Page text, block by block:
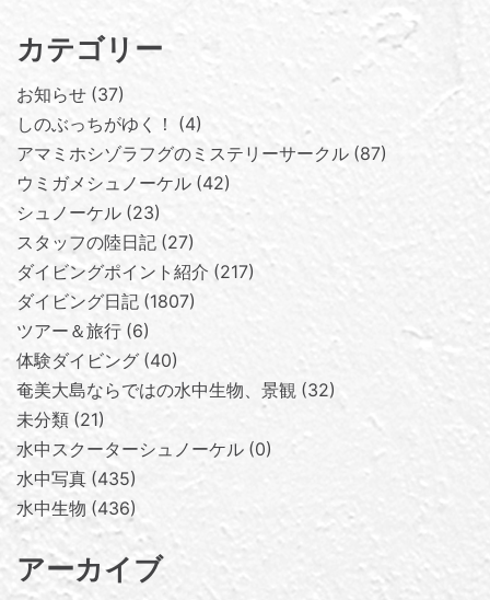
カテゴリー
お知らせ 37
しのぶっちがゆく！
4
アマミホシゾラフグのミステリーサークル 87
ウミガメシュノーケル 42
シュノーケル 23
スタッフの陸日記 27
ダイビングポイント紹介 217
ダイビング日記 1807
ツアー＆旅行 6
体験ダイビング 40
奄美大島ならではの水中生物、景観 32
未分類 21
水中スクーターシュノーケル 0
水中写真 435
水中生物 436
アーカイブ